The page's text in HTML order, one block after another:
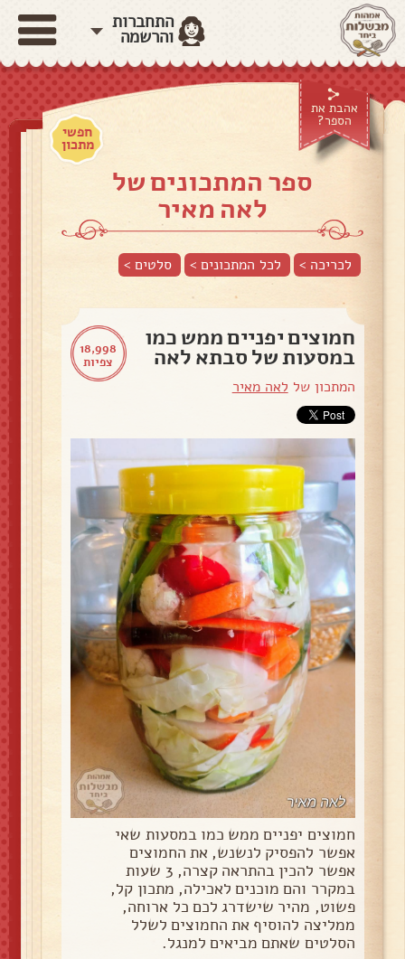
התחברות
והרשמה
אהבת את
הספר?
חפשי
מתכון
ספר המתכונים של
לאה מאיר
לכריכה > לכל המתכונים > סלטים>
18,998
צפיות
חמוצים יפניים ממש כמו
במסעות של סבתא לאה
המתכון של לאה מאיר
חמוצים יפניים ממש כמו במסעות שאי
אפשר להפסיק לנשנש, את החמוצים
אפשר להכין בהתראה קצרה, 3 שעות
במקרר והם מוכנים לאכילה, מתכון קל,
פשוט, מהיר שישדרג לכם כל ארוחה,
ממליצה להוסיף את החמוצים לשלל
הסלטים שאתם מביאים למנגל.